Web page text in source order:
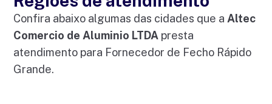
Confira abaixo algumas das cidades que a Altec
Comercio de Aluminio LTDA presta
atendimento para Fornecedor de Fecho Rápido
Grande.